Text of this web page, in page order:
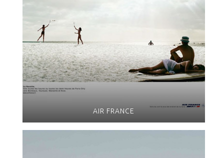
AIR FRANCE